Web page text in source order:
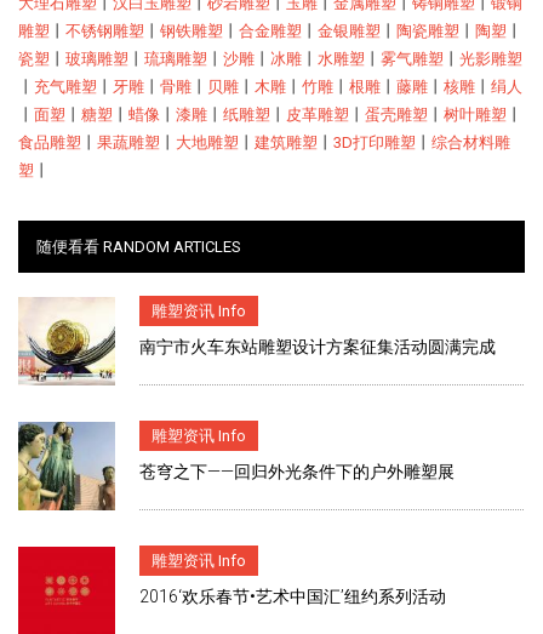
雕塑 丨 不锈钢雕塑 丨 钢铁雕塑 丨 合金雕塑 丨 金银雕塑 丨 陶瓷雕塑 丨 陶塑 丨
瓷塑 丨 玻璃雕塑 丨 琉璃雕塑 丨 沙雕 丨 冰雕 丨 水雕塑 丨 雾气雕塑 丨 光影雕塑
丨 充气雕塑 丨 牙雕 丨 骨雕 丨 贝雕 丨 木雕 丨 竹雕 丨 根雕 丨 藤雕 丨 核雕 丨 绢人
丨 面塑 丨 糖塑 丨 蜡像 丨 漆雕 丨 纸雕塑 丨 皮革雕塑 丨 蛋壳雕塑 丨 树叶雕塑 丨
食品雕塑 丨 果蔬雕塑 丨 大地雕塑 丨 建筑雕塑 丨 3D打印雕塑 丨 综合材料雕
塑 丨
随便看看 RANDOM ARTICLES
雕塑资讯 Info
南宁市火车东站雕塑设计方案征集活动圆满完成
雕塑资讯 Info
苍穹之下——回归外光条件下的户外雕塑展
雕塑资讯 Info
2016‘欢乐春节•艺术中国汇’纽约系列活动